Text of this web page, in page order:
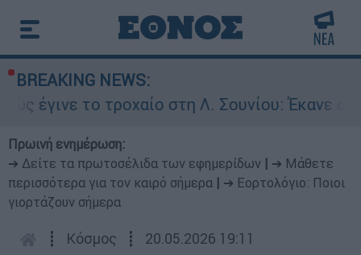
BREAKING NEWS:
το τροχαίο στη Λ. Σουνίου: Έκανε
Πρωινή ενημέρωση:
➔ Δείτε τα πρωτοσέλιδα των εφημερίδων
➔ Μάθετε
περισσότερα για τον καιρό σήμερα
➔ Εορτολόγιο: Ποιοι
γιορτάζουν σήμερα
┋ Κόσμος ┋ 20.05.2026 19:11